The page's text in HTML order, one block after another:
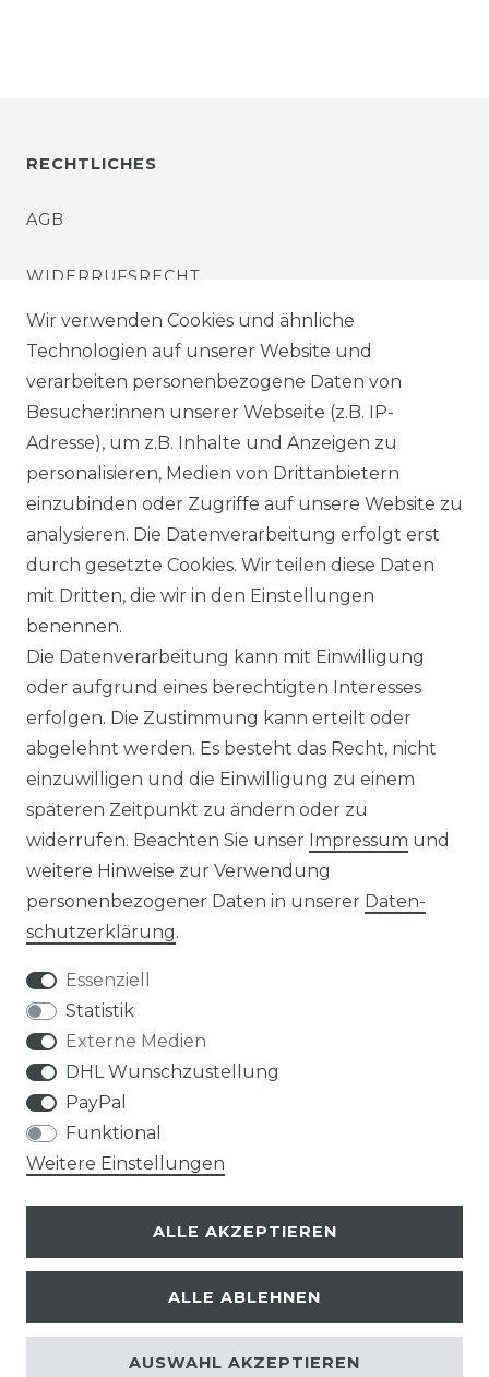
RECHTLICHES
AGB
WIDERRUFSRECHT
IMPRESSUM
DATENSCHUTZERKLÄRUNG
VERTRAG WIDERRUFEN Kontakt
SERVICE
KONTAKT
WIDERRUFSFORMULAR
DATENSCHUTZERKLÄRUNG
NEWSLETTER & KATALOG
MÖBEL AUFBAUANLEITUNGEN
UNTERNEHMEN
ÜBER UNS
PHILOSOPHIE
LIVIPUR MÖBEL
Bei Fragen schnelle und nette Rückmeldung
sabine m., celle
Wir verwenden Cookies und ähnliche
Technologien auf unserer Website und
verarbeiten personenbezogene Daten von
Besucher:innen unserer Webseite (z.B. IP-
Adresse), um z.B. Inhalte und Anzeigen zu
personalisieren, Medien von Drittanbietern
einzubinden oder Zugriffe auf unsere Website zu
analysieren. Die Datenverarbeitung erfolgt erst
durch gesetzte Cookies. Wir teilen diese Daten
mit Dritten, die wir in den Einstellungen
benennen.
Die Datenverarbeitung kann mit Einwilligung
oder aufgrund eines berechtigten Interesses
erfolgen. Die Zustimmung kann erteilt oder
abgelehnt werden. Es besteht das Recht, nicht
einzuwilligen und die Einwilligung zu einem
späteren Zeitpunkt zu ändern oder zu
widerrufen. Beachten Sie unser Impressum und
weitere Hinweise zur Verwendung
personenbezogener Daten in unserer Daten­
schutz­erklärung.
Essenziell
Statistik
Externe Medien
DHL Wunschzustellung
PayPal
Funktional
Weitere Einstellungen
ALLE AKZEPTIEREN
ALLE ABLEHNEN
AUSWAHL AKZEPTIEREN